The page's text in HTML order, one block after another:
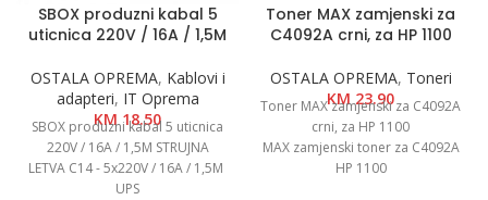
SBOX produzni kabal 5
uticnica 220V / 16A / 1,5M
OSTALA OPREMA, Kablovi i
adapteri, IT Oprema
KM18.50
SBOX produzni kabal 5 uticnica
220V / 16A / 1,5M STRUJNA
LETVA C14 - 5x220V / 16A / 1,5M
UPS
Toner MAX zamjenski za
C4092A crni, za HP 1100
OSTALA OPREMA, Toneri
KM23.90
Toner MAX zamjenski za C4092A
crni, za HP 1100
MAX zamjenski toner za C4092A
HP 1100